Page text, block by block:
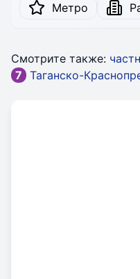
Метро
Смотрите также:
7 Таганско-